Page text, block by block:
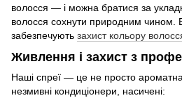
волосся — і можна братися за
волосся сохнути природним чином.
забезпечують захист кольору
Живлення і захист з
Наші спреї — це не просто
незмивні кондиціонери, насичені: